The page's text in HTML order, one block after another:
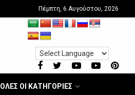
Πέμπτη, 6 Αυγούστου, 2026
ΟΛΕΣ ΟΙ ΚΑΤΗΓΟΡΙΕΣ